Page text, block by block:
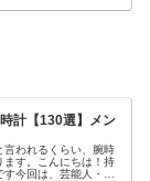
計【130選】メン
言われるくらい、腕時
ます。こんにちは！持
今回は、芸能人・有